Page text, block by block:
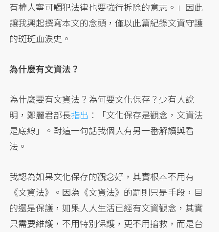
有權人寧可觸犯法律也要強行拆除的意志。」因此
讓我興起撰寫本文的念頭，僅以此篇紀錄文資守護
的斑斑血淚史。
為什麼有文資法？
為什麼要有文資法？為何要文化保存？少有人說
明，鄭麗君部長指出 ：「文化保存是觀念，文資法
是底線」。對這一句話我個人有另一番解讀與看
法。
我認為如果文化保存的觀念好，其實根本不用有
《文資法》。因為《文資法》的罰則只是手段，目
的還是保護，如果人人生活已經有文資觀念，其實
只需要維護，不用特別保護，更不用搶救，而是台